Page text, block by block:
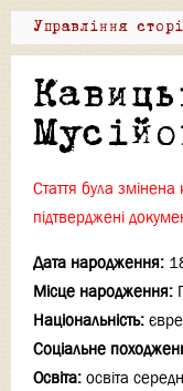
Управління
Стаття була змінена
підтверджені
Дата народження:
Місце народження:
Національність:
Соціальне
Освіта: освіта